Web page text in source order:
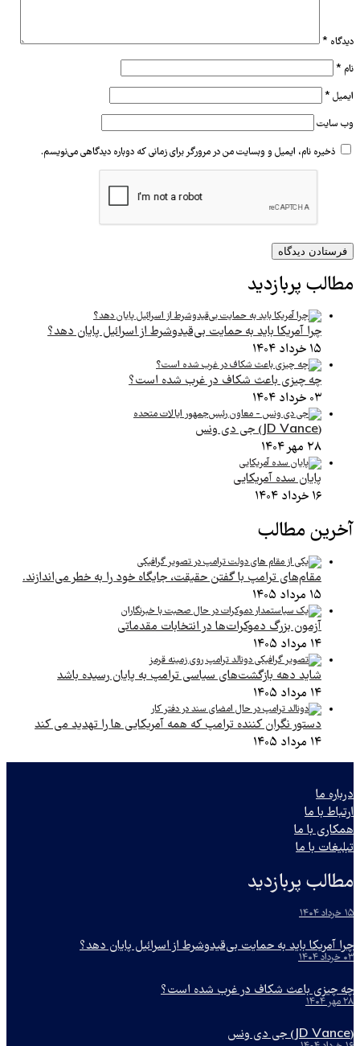
دیدگاه *
نام *
ایمیل *
وب‌ سایت
ذخیره نام، ایمیل و وبسایت من در مرورگر برای زمانی که دوباره دیدگاهی می‌نویسم.
مطالب پربازدید
چرا آمریکا باید به حمایت بی‌قیدوشرط از اسرائیل پایان دهد؟
۱۵ خرداد ۱۴۰۴
چه چیزی باعث شکاف در غرب شده است؟
۰۳ خرداد ۱۴۰۴
(JD Vance) جی دی ونس
۲۸ مهر ۱۴۰۴
پایان سده آمریکایی
۱۶ خرداد ۱۴۰۴
آخرین مطالب
مقام‌های ترامپ با گفتن حقیقت، جایگاه خود را به خطر می‌اندازند.
۱۵ مرداد ۱۴۰۵
آزمون بزرگ دموکرات‌ها در انتخابات مقدماتی
۱۴ مرداد ۱۴۰۵
شاید دهه بازگشت‌های سیاسی ترامپ به پایان رسیده باشد
۱۴ مرداد ۱۴۰۵
دستور نگران کننده ترامپ که همه آمریکایی ها را تهدید می کند
۱۴ مرداد ۱۴۰۵
درباره ما
ارتباط با ما
همکاری با ما
تبلیغات با ما
مطالب پربازدید
۱۵ خرداد ۱۴۰۴
چرا آمریکا باید به حمایت بی‌قیدوشرط از اسرائیل پایان دهد؟
۰۳ خرداد ۱۴۰۴
چه چیزی باعث شکاف در غرب شده است؟
۲۸ مهر ۱۴۰۴
(JD Vance) جی دی ونس